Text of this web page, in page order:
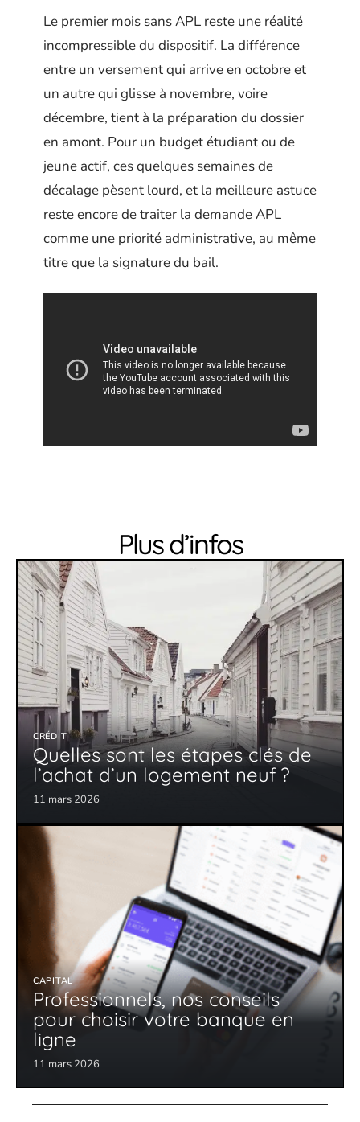
Le premier mois sans APL reste une réalité
incompressible du dispositif. La différence
entre un versement qui arrive en octobre et
un autre qui glisse à novembre, voire
décembre, tient à la préparation du dossier
en amont. Pour un budget étudiant ou de
jeune actif, ces quelques semaines de
décalage pèsent lourd, et la meilleure astuce
reste encore de traiter la demande APL
comme une priorité administrative, au même
titre que la signature du bail.
Plus d’infos
CRÉDIT
Quelles sont les étapes clés de
l’achat d’un logement neuf ?
11 mars 2026
CAPITAL
Professionnels, nos conseils
pour choisir votre banque en
ligne
11 mars 2026